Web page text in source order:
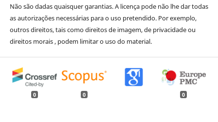
Não são dadas quaisquer garantias. A licença pode não lhe dar todas
as autorizações necessárias para o uso pretendido. Por exemplo,
outros direitos, tais como direitos de imagem, de privacidade ou
direitos morais , podem limitar o uso do material.
0 0 0